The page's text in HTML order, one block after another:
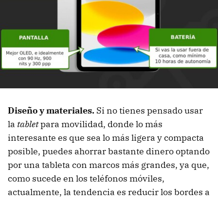
Diseño y materiales. Si no tienes pensado usar
la tabletpara movilidad, donde lo más
interesante es que sea lo más ligera y compacta
posible, puedes ahorrar bastante dinero optando
por una tableta con marcos más grandes, ya que,
como sucede en los teléfonos móviles,
actualmente, la tendencia es reducirlos bordes a